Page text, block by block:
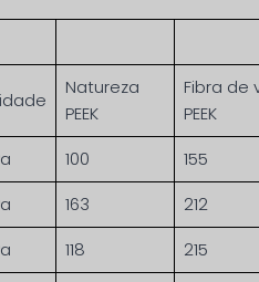
Natureza
PEEK
Fibra de
PEEK
100 155
163 212
118 215